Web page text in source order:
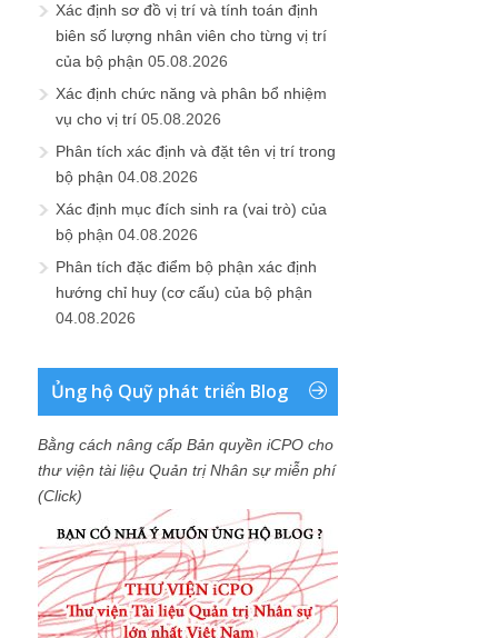
Xác định sơ đồ vị trí và tính toán định
biên số lượng nhân viên cho từng vị trí
của bộ phận 05.08.2026
Xác định chức năng và phân bổ nhiệm
vụ cho vị trí 05.08.2026
Phân tích xác định và đặt tên vị trí trong
bộ phận 04.08.2026
Xác định mục đích sinh ra (vai trò) của
bộ phận 04.08.2026
Phân tích đặc điểm bộ phận xác định
hướng chỉ huy (cơ cấu) của bộ phận
04.08.2026
Ủng hộ Quỹ phát triển Blog
Bằng cách nâng cấp Bản quyền iCPO cho
thư viện tài liệu Quản trị Nhân sự miễn phí
(Click)